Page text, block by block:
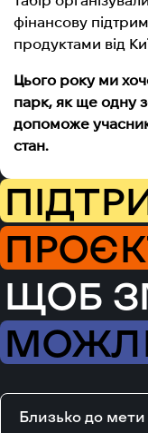
фінансову
продуктами від
Цього року ми
парк, як ще одну
допоможе
стан.
ЩОБ
Близько до мети